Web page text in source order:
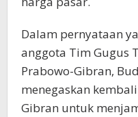
Dalam pernyataan
anggota Tim Gugus
Prabowo-Gibran,
menegaskan
Gibran untuk